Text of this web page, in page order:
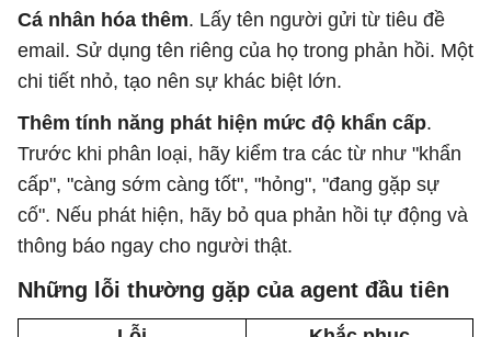
Cá nhân hóa thêm. Lấy tên người gửi từ tiêu đề
email. Sử dụng tên riêng của họ trong phản hồi. Một
chi tiết nhỏ, tạo nên sự khác biệt lớn.
Thêm tính năng phát hiện mức độ khẩn cấp.
Trước khi phân loại, hãy kiểm tra các từ như "khẩn
cấp", "càng sớm càng tốt", "hỏng", "đang gặp sự
cố". Nếu phát hiện, hãy bỏ qua phản hồi tự động và
thông báo ngay cho người thật.
Những lỗi thường gặp của agent đầu tiên